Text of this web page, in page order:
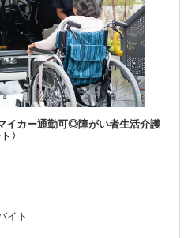
イカー通勤可◎障がい者生活介護
〉
イト